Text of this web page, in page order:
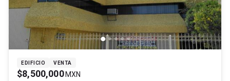
EDIFICIO VENTA
$8,500,000 MXN